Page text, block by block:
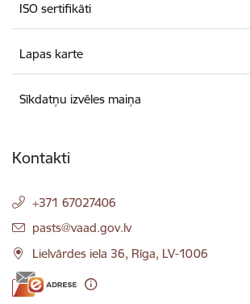
ISO sertifikāti
Lapas karte
Sīkdatņu izvēles maiņa
Kontakti
+371 67027406
E-pasts:
pasts@vaad.gov.lv
Lielvārdes iela 36, Rīga, LV-1006